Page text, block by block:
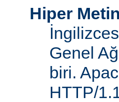
Hiper
Genel
biri.
HTTP/